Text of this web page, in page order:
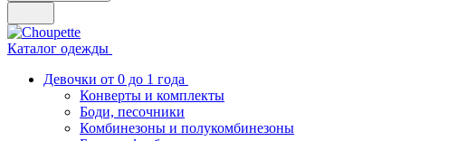
Каталог одежды
Девочки от 0 до 1 года
Конверты и комплекты
Боди, песочники
Комбинезоны и полукомбинезоны